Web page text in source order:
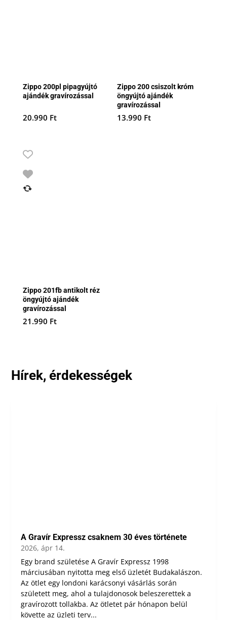
Zippo 200pl pipagyújtó
ajándék gravírozással
20.990 Ft
Zippo 200 csiszolt króm
öngyújtó ajándék
gravírozással
13.990 Ft
Zippo 201fb antikolt réz
öngyújtó ajándék
gravírozással
21.990 Ft
Hírek, érdekességek
A Gravír Expressz csaknem 30 éves története
2026, ápr 14.
Egy brand születése A Gravír Expressz 1998
márciusában nyitotta meg első üzletét Budakalászon.
Az ötlet egy londoni karácsonyi vásárlás során
született meg, ahol a tulajdonosok beleszerettek a
gravírozott tollakba. Az ötletet pár hónapon belül
követte az üzleti terv...